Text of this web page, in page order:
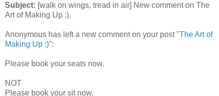
Subject: [walk on wings, tread in air] New comment on The
Art of Making Up :).
Anonymous has left a new comment on your post "The Art of
Making Up :)":
Please book your seats now.
NOT
Please book your sit now.